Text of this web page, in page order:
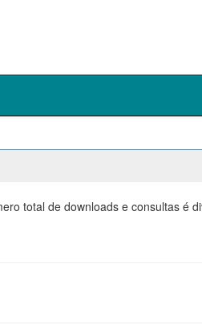
total de downloads e consultas é